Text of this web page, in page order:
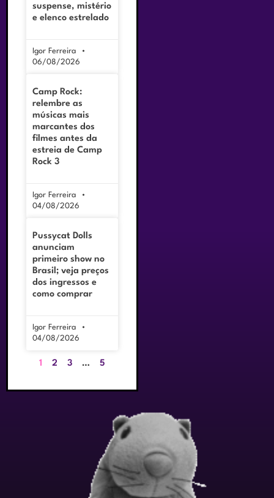
suspense, mistério
e elenco estrelado
Igor Ferreira
06/08/2026
Camp Rock:
relembre as
músicas mais
marcantes dos
filmes antes da
estreia de Camp
Rock 3
Igor Ferreira
04/08/2026
Pussycat Dolls
anunciam
primeiro show no
Brasil; veja preços
dos ingressos e
como comprar
Igor Ferreira
04/08/2026
1 2 3 … 5